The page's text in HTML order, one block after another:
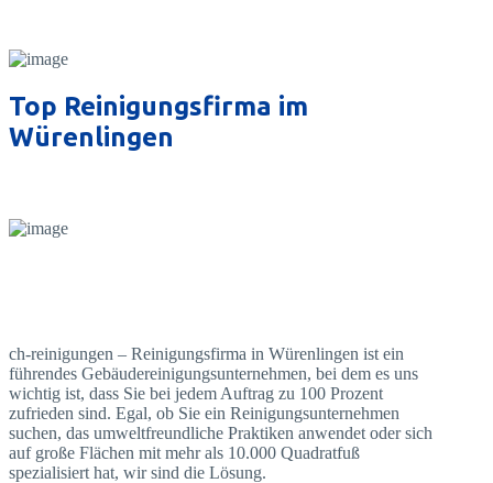
Top Reinigungsfirma im
Würenlingen
ch-reinigungen – Reinigungsfirma in Würenlingen ist ein
führendes Gebäudereinigungsunternehmen, bei dem es uns
wichtig ist, dass Sie bei jedem Auftrag zu 100 Prozent
zufrieden sind. Egal, ob Sie ein Reinigungsunternehmen
suchen, das umweltfreundliche Praktiken anwendet oder sich
auf große Flächen mit mehr als 10.000 Quadratfuß
spezialisiert hat, wir sind die Lösung.